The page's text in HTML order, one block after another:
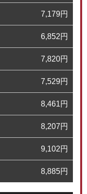
7,179円
6,852円
7,820円
7,529円
8,461円
8,207円
9,102円
8,885円